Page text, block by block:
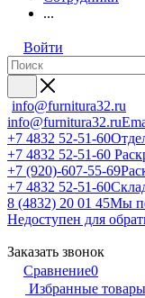
...
Войти
info@furnitura32.ru
info@furnitura32.ru
+7 4832 52-51-60
+7 4832 52-51-60
+7 (920)-607-55-69
+7 4832 52-51-60
8 (4832) 20 01 45Мы
Недоступен для
Заказать звонок
Сравнение0
Избранные товары